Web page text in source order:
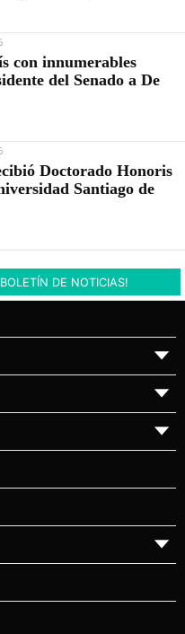
con innumerables
del Senado a De
Doctorado Honoris
Santiago de
DE NOTICIAS!
▼
▼
▼
▼